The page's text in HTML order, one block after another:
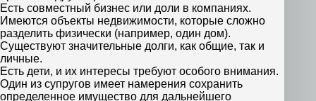
Есть совместный бизнес или доли в компаниях.
Имеются объекты недвижимости, которые сложно
разделить физически (например, один дом).
Существуют значительные долги, как общие, так и
личные.
Есть дети, и их интересы требуют особого внимания.
Один из супругов имеет намерения сохранить
определенное имущество для дальнейшего